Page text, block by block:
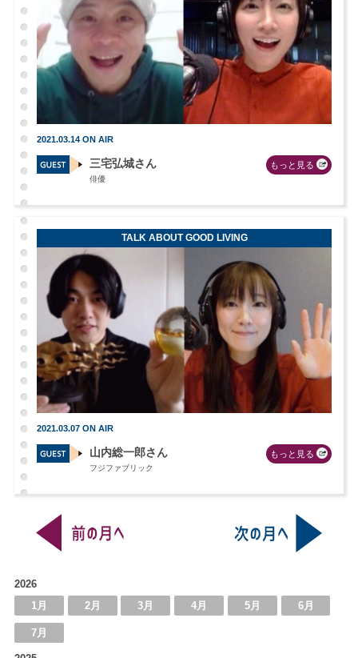
2021.03.14 ON AIR
三宅弘城さん
俳優
もっと見る
TALK ABOUT GOOD LIVING
2021.03.07 ON AIR
山内総一郎さん
フジファブリック
もっと見る
2026
1月
2月 3月 4月 5月 6月
7月